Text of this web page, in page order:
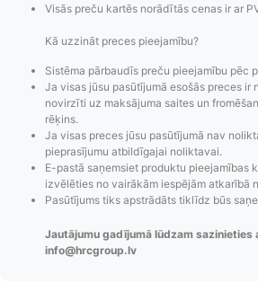
Pasūtījumu statusa
maiņas
paziņojumi,
Izsekošana,
Pasūtījumu re-
order u.c.
Visi
piegādes
to
Visās preču kartēs norādītās cenas ir ar
Kā uzzināt preces pieejamību?
Sistēma pārbaudīs preču pieejamību pēc
Ja visas jūsu pasūtījumā esošās preces ir
novirzīti uz maksājuma saites un
rēķins.
Ja visas preces jūsu pasūtījumā nav
pieprasījumu atbildīgajai noliktavai.
E-pastā saņemsiet produktu pieejamības
izvēlēties no vairākām iespējām atkarībā
Pasūtījums tiks apstrādāts tiklīdz būs
Jautājumu gadījumā lūdzam sazinieties
info@hrcgroup.lv